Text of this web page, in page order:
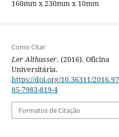
160mm x 230mm x 10mm
Como Citar
Ler Althusser. (2016). Oficina
Universitária.
https://doi.org/10.36311/
85-7983-819-4
Formatos de Citação